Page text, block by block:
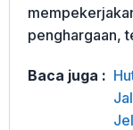
penghargaan,
Baca juga :